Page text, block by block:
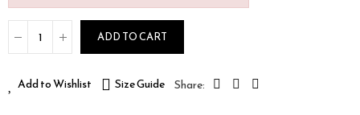
ADD TO CART
Add to Wishlist Size Guide